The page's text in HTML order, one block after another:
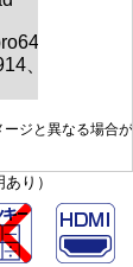
ジと異なる場合が
り）